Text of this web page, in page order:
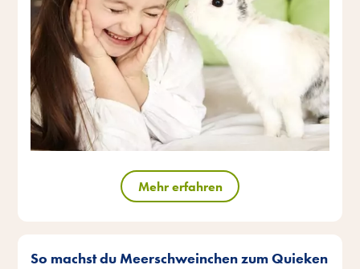
Mehr erfahren
So machst du Meerschweinchen zum Quieken